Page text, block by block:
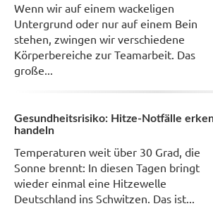
Wenn wir auf einem wackeligen
Untergrund oder nur auf einem Bein
stehen, zwingen wir verschiedene
Körperbereiche zur Teamarbeit. Das
große...
Gesundheitsrisiko: Hitze-Notfälle
handeln
Temperaturen weit über 30 Grad, die
Sonne brennt: In diesen Tagen bringt
wieder einmal eine Hitzewelle
Deutschland ins Schwitzen. Das ist...